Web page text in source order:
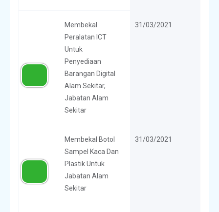
Membekal
Peralatan ICT
Untuk
Penyediaan
Barangan Digital
Alam Sekitar,
Jabatan Alam
Sekitar
31/03/2021
Membekal Botol
Sampel Kaca Dan
Plastik Untuk
Jabatan Alam
Sekitar
31/03/2021